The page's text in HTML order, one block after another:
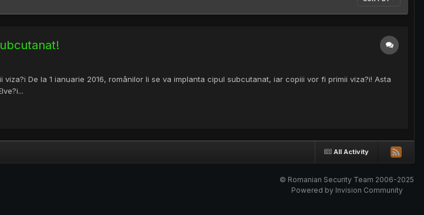
De la 1 ianuarie 2016, românilor li se va implanta cipul subcutanat, iar copiii vor fi primii viza?i! Asta
All Activity
© Romanian Security Team 2006-2025
Powered by Invision Community